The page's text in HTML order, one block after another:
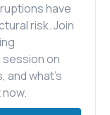
have
risk. Join
on
and what's